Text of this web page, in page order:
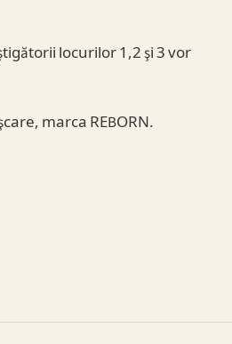
locurilor 1,2 şi 3 vor
marca REBORN.